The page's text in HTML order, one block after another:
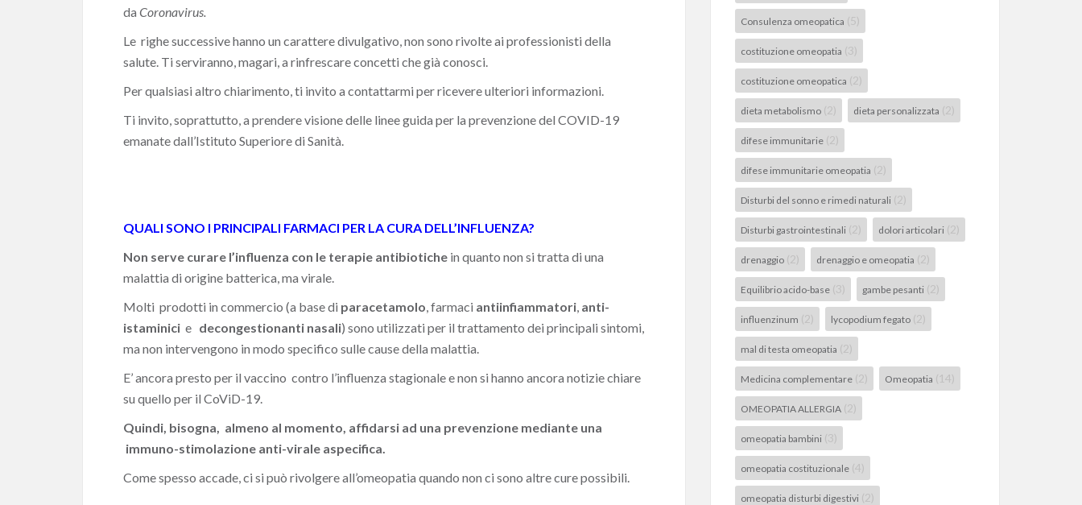
da Coronavirus.
Le righe successive hanno un carattere divulgativo, non sono rivolte ai professionisti della
salute. Ti serviranno, magari, a rinfrescare concetti che già conosci.
Per qualsiasi altro chiarimento, ti invito a contattarmi per ricevere ulteriori informazioni.
Ti invito, soprattutto, a prendere visione delle linee guida per la prevenzionedel COVID-19
emanate dall’Istituto Superiore di Sanità.
QUALI SONO I PRINCIPALI FARMACI PER LA CURA DELL’INFLUENZA?
Non serve curare l’influenza con le terapie antibiotiche in quanto non si tratta di una
malattia di origine batterica, ma virale.
Molti prodotti in commercio (a base di paracetamolo, farmaci antiinfiammatori, anti-
istaminici e decongestionanti nasali) sono utilizzati per il trattamento dei principali sintomi,
ma non intervengono in modo specifico sulle cause della malattia.
E’ ancora presto per il vaccino contro l’influenza stagionale e non si hanno ancora notizie chiare
su quello per il CoViD-19.
Quindi, bisogna, almeno al momento, affidarsi ad una prevenzione mediante una
immuno-stimolazione anti-virale aspecifica.
Come spesso accade, ci si può rivolgere all’omeopatia quando non ci sono altre cure possibili.
Consulenza omeopatica (5)
costituzione omeopatia (3)
costituzione omeopatica (2)
dieta metabolismo (2) dieta personalizzata (2)
difese immunitarie (2)
difese immunitarie omeopatia (2)
Disturbi del sonno e rimedi naturali (2)
Disturbi gastrointestinali (2) dolori articolari (2)
drenaggio (2) drenaggio e omeopatia (2)
Equilibrio acido-base (3) gambe pesanti (2)
influenzinum (2) lycopodium fegato (2)
mal di testa omeopatia (2)
Medicina complementare (2) Omeopatia (14)
OMEOPATIA ALLERGIA (2)
omeopatia bambini (3)
omeopatia costituzionale (4)
omeopatia disturbi digestivi (2)